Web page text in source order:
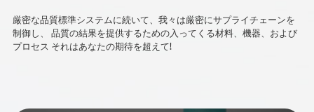
厳密な品質標準システムに続いて、我々は厳密にサプライチェーンを
制御し、 品質の結果を提供するための入ってくる材料、機器、および
プロセス それはあなたの期待を超えて!